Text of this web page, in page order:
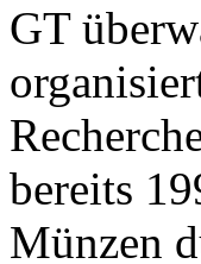
GT
bereits
Münzen